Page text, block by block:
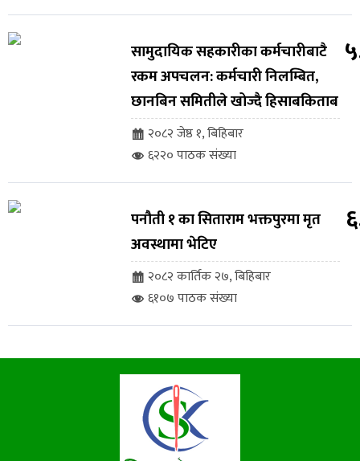
सामुदायिक सहकारीका कर्मचारीबाटै
रकम अपचलन: कर्मचारी निलम्बित,
छानबिन समितीले खोज्दै हिसाबकिताब
२०८२ जेष्ठ १, बिहिबार
६२२० पाठक संख्या
पनौती १ का सिताराम भक्तपुरमा मृत
अवस्थामा भेटिए
२०८२ कार्तिक २७, बिहिबार
६१०७ पाठक संख्या